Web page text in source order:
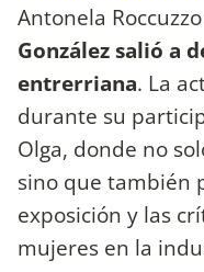
Antonela
González salió a
entrerriana. La
durante su
Olga, donde no
sino que también
exposición y las
mujeres en la